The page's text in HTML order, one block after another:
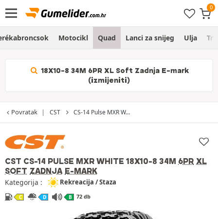
Motocikl Quad Lanci za snijeg Ulja
18X10-8 34M 6PR XL Soft Zadnja E-mark
(izmijeniti)
Povratak CST CS-14 Pulse MXR W...
CST CS-14 PULSE MXR WHITE 18X10-8 34M 6PR XL
SOFT ZADNJA E-MARK
Kategorija : Rekreacija / Staza
C D B 72 db